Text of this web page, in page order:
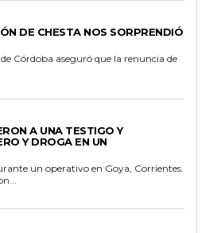
DE CHESTA NOS SORPRENDIÓ
Córdoba aseguró que la renuncia de
A UNA TESTIGO Y
Y DROGA EN UN
un operativo en Goya, Corrientes.